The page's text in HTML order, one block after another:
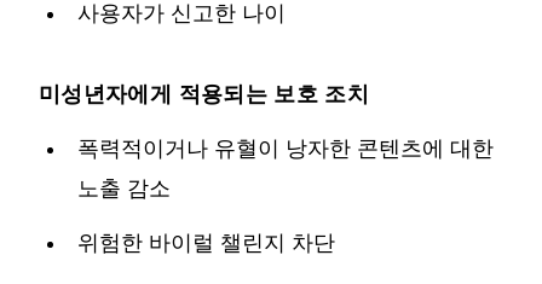
사용자가 신고한 나이
미성년자에게 적용되는 보호 조치
폭력적이거나 유혈이 낭자한 콘텐츠에 대한
노출 감소
위험한 바이럴 챌린지 차단